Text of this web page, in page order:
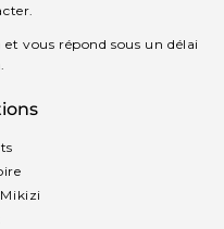
vous répond sous un délai